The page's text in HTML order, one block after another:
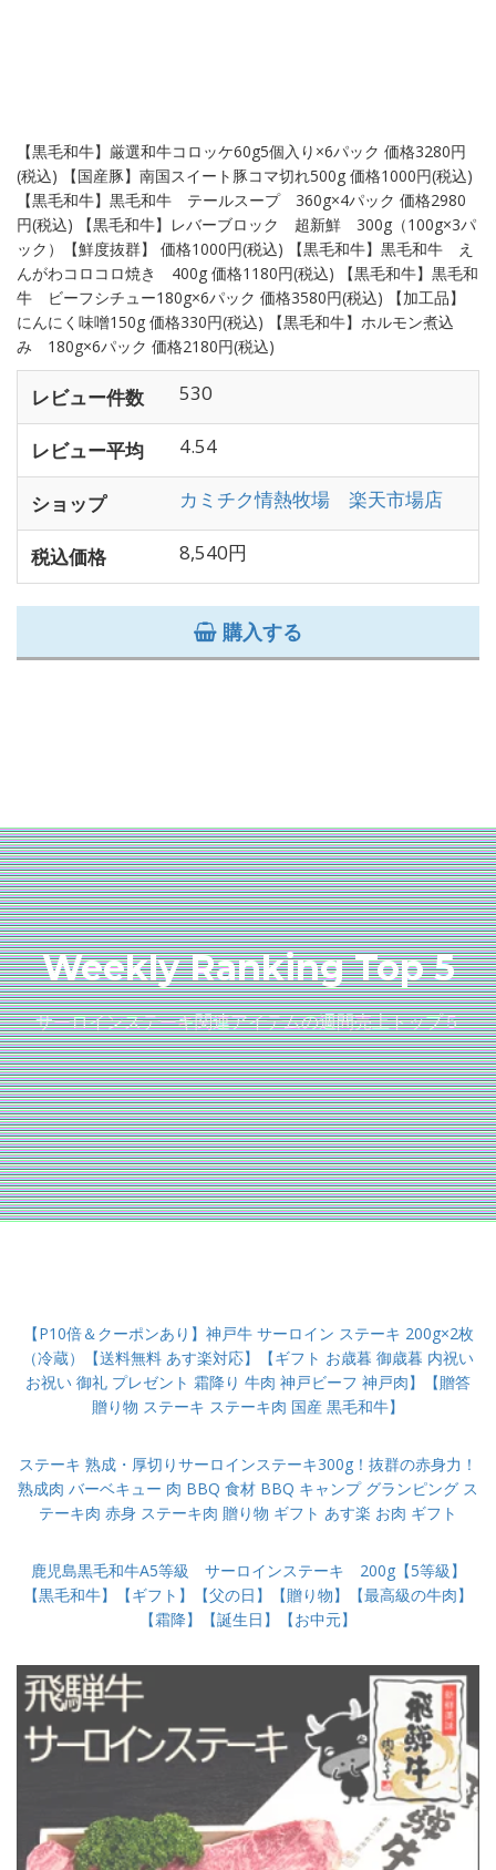
【黒毛和牛】厳選和牛コロッケ60g5個入り×6パック 価格3280円
(税込) 【国産豚】南国スイート豚コマ切れ500g 価格1000円(税込)
【黒毛和牛】黒毛和牛 テールスープ 360g×4パック 価格2980
円(税込) 【黒毛和牛】レバーブロック 超新鮮 300g（100g×3パ
ック）【鮮度抜群】 価格1000円(税込) 【黒毛和牛】黒毛和牛 え
んがわコロコロ焼き 400g 価格1180円(税込) 【黒毛和牛】黒毛和
牛 ビーフシチュー180g×6パック 価格3580円(税込) 【加工品】
にんにく味噌150g 価格330円(税込) 【黒毛和牛】ホルモン煮込
み 180g×6パック 価格2180円(税込)
レビュー件数 530
レビュー平均 4.54
ショップ カミチク情熱牧場 楽天市場店
税込価格 8,540円
購入する
Weekly Ranking Top 5
サーロインステーキ関連アイテムの週間売上トップ５
【P10倍＆クーポンあり】神戸牛 サーロイン ステーキ 200g×2枚
（冷蔵）【送料無料 あす楽対応】【ギフト お歳暮 御歳暮 内祝い
お祝い 御礼 プレゼント 霜降り 牛肉 神戸ビーフ 神戸肉】【贈答
贈り物 ステーキ ステーキ肉 国産 黒毛和牛】
ステーキ 熟成・厚切りサーロインステーキ300g！抜群の赤身力！
熟成肉 バーベキュー 肉 BBQ 食材 BBQ キャンプ グランピング ス
テーキ肉 赤身 ステーキ肉 贈り物 ギフト あす楽 お肉 ギフト
鹿児島黒毛和牛A5等級 サーロインステーキ 200g【5等級】
【黒毛和牛】【ギフト】【父の日】【贈り物】【最高級の牛肉】
【霜降】【誕生日】【お中元】